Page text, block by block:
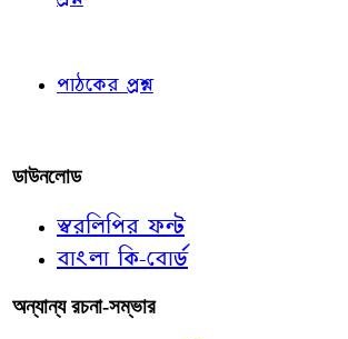
পাঠকের প্রশ্ন
ডাউনলোড
স্বরলিপির ফন্ট
বাংলা কি-বোর্ড
অন্যান্য রচনা-সম্ভার